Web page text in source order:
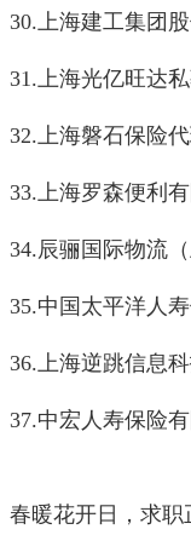
30.上海建工集团
31.上海光亿旺达
32.上海磐石保险
33.上海罗森便利有
34.辰骊国际物流
35.中国太平洋人
36.上海逆跳信息
37.中宏人寿保险
春暖花开日，求职